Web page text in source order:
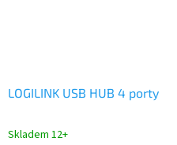
LOGILINK USB HUB 4 porty
Skladem 12+